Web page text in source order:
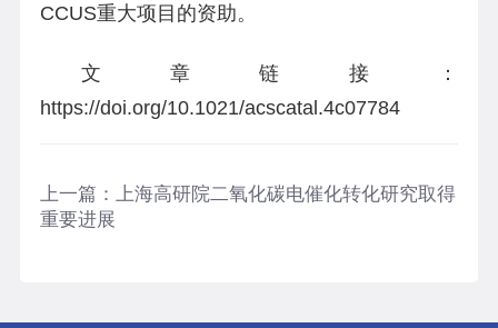
CCUS重大项目的资助。
文章链接：
https://doi.org/10.1021/acscatal.4c07784
上一篇： 上海高研院二氧化碳电催化转化研究取得
重要进展